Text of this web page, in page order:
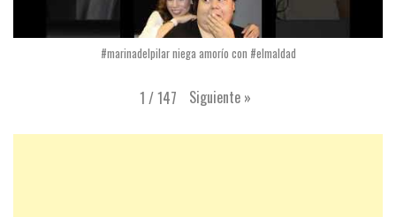
#marinadelpilar niega amorío con #elmaldad
1 /147 Siguiente »